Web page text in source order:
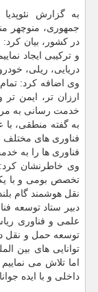
به گزارش
جمهوری، منوچهر
در كشور، بیان
و تركیبی ایجاد
دریایی، ریلی،
وی اضافه كرد:
ارزان تر، ایمن
خدمت رسانی به
به گفته منطقی، با
فناوری های
فناوری ها را به
وی خاطرنشان كرد:
تخصص بومی و با
نقل هوشمند گام
دبیر ستاد توسعه
علمی و فناوری
توسعه حمل و نقل
توانایی های بین
اما تلاش می
داخلی و با ایده